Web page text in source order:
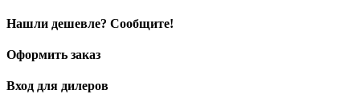
Нашли дешевле? Сообщите!
Оформить заказ
Вход для дилеров